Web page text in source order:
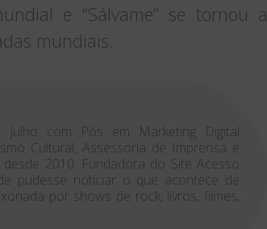
e “Sálvame” se tornou a
mundiais.
Julho com Pós em Marketing Digital
Cultural, Assessoria de Imprensa e
2010. Fundadora do Site Acesso
pudesse noticiar o que acontece de
por shows de rock, livros, filmes,